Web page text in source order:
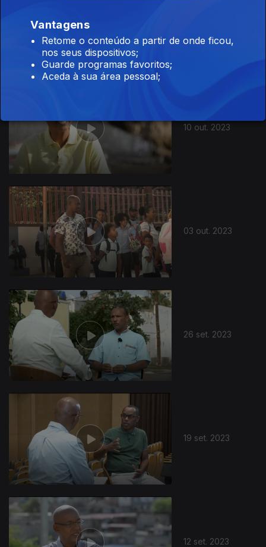
10 out. 2023
03 out. 2023
26 set. 2023
19 set. 2023
12 set. 2023
Vantagens
Retome o conteúdo a partir de onde ficou,
nos seus dispositivos;
Guarde programas favoritos;
Aceda à sua área pessoal;